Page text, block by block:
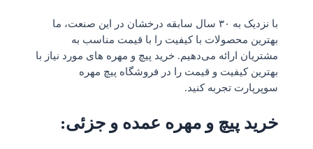
با نزدیک به ۳۰ سال سابقه درخشان در این صنعت، ما
بهترین محصولات با کیفیت را با قیمت مناسب به
مشتریان ارائه می‌دهیم. خرید پیچ و مهره های مورد نیاز با
بهترین کیفیت و قیمت را در فروشگاه پیچ مهره
سوپر‌پارت تجربه کنید.
خرید پیچ و مهره عمده و جزئی: